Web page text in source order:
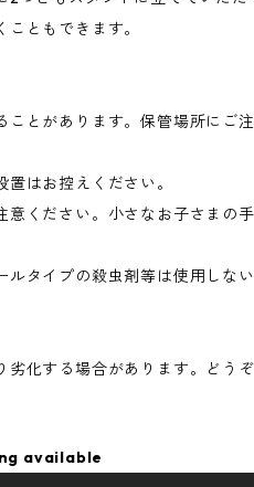
ともできます。
とがあります。保管場所にご
はお控えください。
意ください。小さなお子さまの
タイプの殺虫剤等は使用しな
劣化する場合があります。どう
available